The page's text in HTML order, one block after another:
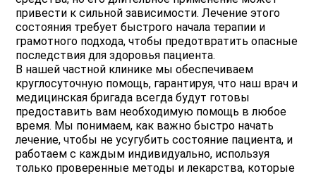
привести к сильной зависимости. Лечение этого
состояния требует быстрого начала терапии и
грамотного подхода, чтобы предотвратить опасные
последствия для здоровья пациента.
В нашей частной клинике мы обеспечиваем
круглосуточную помощь, гарантируя, что наш врач и
медицинская бригада всегда будут готовы
предоставить вам необходимую помощь в любое
время. Мы понимаем, как важно быстро начать
лечение, чтобы не усугубить состояние пациента, и
работаем с каждым индивидуально, используя
только проверенные методы и лекарства, которые